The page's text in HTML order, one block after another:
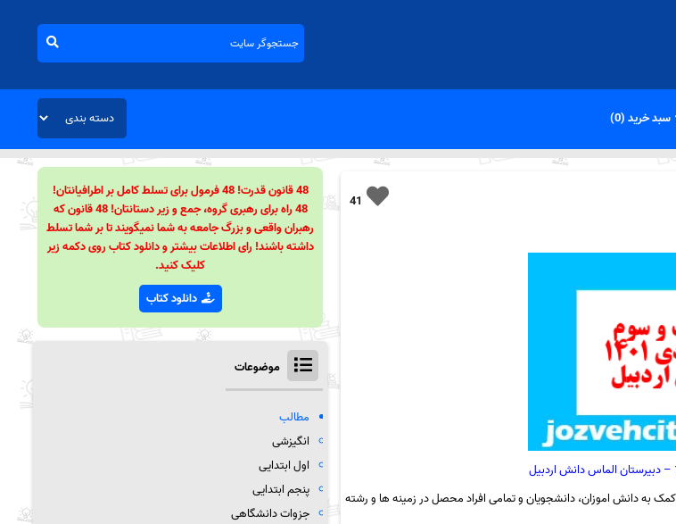
سبد خرید (0)
41
به دانش اموزان، دانشجویان و تمامی افراد محصل در زمینه ها و رشته
48 قانون قدرت! 48 فرمول برای تسلط کامل بر اطرافیانتان!
48 راه برای رهبری گروه، جمع و زیر دستانتان! 48 قانون که
رهبران واقعی و بزرگ جامعه به شما نمیگویند تا بر شما تسلط
داشته باشند! رای اطلاعات بیشتر و دانلود کتاب روی دکمه زیر
کلیک کنید.
دانلود کتاب
موضوعات
مطالب
انگیزشی
اول ابتدایی
پنجم ابتدایی
جزوات دانشگاهی